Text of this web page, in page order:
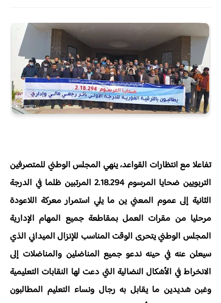
تفاعلا مع انتظارات القواعد، ينهي المجلس الوطني للمتصرفين
التربويين ضحايا المرسوم 2.18.294 المرتبين ظلما في الدرجة
الثانية إلى عموم المعني ين ما يلي استمرار معركة اللاعودة
مرحليا من مقرات العمل بمقاطعة جميع المهام الإدارية
المجلس الوطني يتحرى الوقت المناسب للإنزال الميداني الذي
سيعلن عنه في حينه ندعو جميع المناضلين والمناضلات إلى
الانخراط في الأشكال النضالية التي دعت لها النقابات التعليمية
وغبن شديدين ما يقابل به رجال ونساء التعليم المطالبون